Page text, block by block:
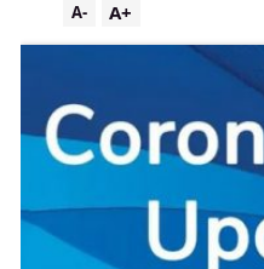
A+
A-